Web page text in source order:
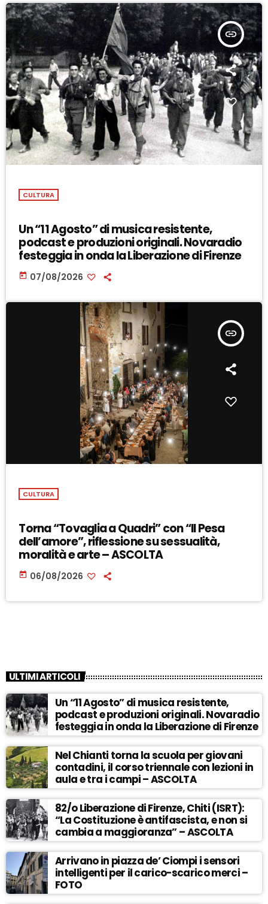
insert_link
CULTURA
Un “11 Agosto” di musica resistente,
podcast e produzioni originali. Novaradio
festeggia in onda la Liberazione di Firenze
today 07/08/2026
insert_link
CULTURA
Torna “Tovaglia a Quadri” con “Il Pesa
dell’amore”, riflessione su sessualità,
moralità e arte – ASCOLTA
today 06/08/2026
ULTIMI ARTICOLI
Un “11 Agosto” di musica resistente,
podcast e produzioni originali. Novaradio
festeggia in onda la Liberazione di Firenze
Nel Chianti torna la scuola per giovani
contadini, il corso triennale con lezioni in
aula e tra i campi – ASCOLTA
82/o Liberazione di Firenze, Chiti (ISRT):
“La Costituzione è antifascista, e non si
cambia a maggioranza” – ASCOLTA
Arrivano in piazza de’ Ciompi i sensori
intelligenti per il carico-scarico merci –
FOTO